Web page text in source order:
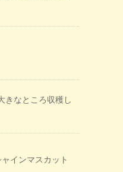
きなところ収穫し
インマスカット